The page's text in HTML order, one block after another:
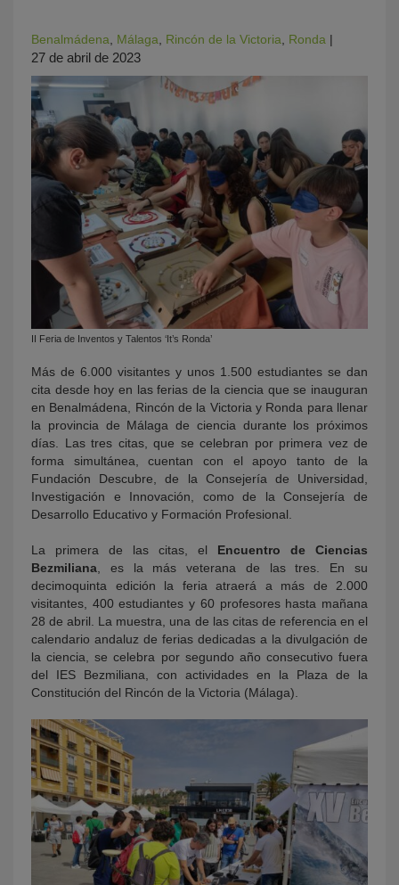
Benalmádena Málaga Rincón de la Victoria Ronda |
27 de abril de 2023
II Feria de Inventos y Talentos ‘It’s Ronda’
Más de 6.000 visitantes y unos 1.500 estudiantes se dan
cita desde hoy en las ferias de la ciencia que se inauguran
en Benalmádena, Rincón de la Victoria y Ronda para llenar
la provincia de Málaga de ciencia durante los próximos
días. Las tres citas, que se celebran por primera vez de
forma simultánea, cuentan con el apoyo tanto de la
Fundación Descubre, de la Consejería de Universidad,
Investigación e Innovación, como de la Consejería de
Desarrollo Educativo y Formación Profesional.
La primera de las citas, el Encuentro de Ciencias
Bezmiliana , es la más veterana de las tres. En su
decimoquinta edición la feria atraerá a más de 2.000
visitantes, 400 estudiantes y 60 profesores hasta mañana
28 de abril. La muestra, una de las citas de referencia en el
calendario andaluz de ferias dedicadas a la divulgación de
la ciencia, se celebra por segundo año consecutivo fuera
del IES Bezmiliana, con actividades en la Plaza de la
Constitución del Rincón de la Victoria (Málaga).